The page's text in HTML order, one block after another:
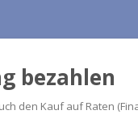
bezahlen
den Kauf auf Raten